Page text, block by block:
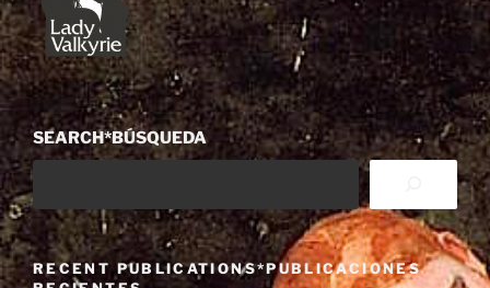
SEARCH*BÚSQUEDA
RECENT PUBLICATIONS*PUBLICACIONES